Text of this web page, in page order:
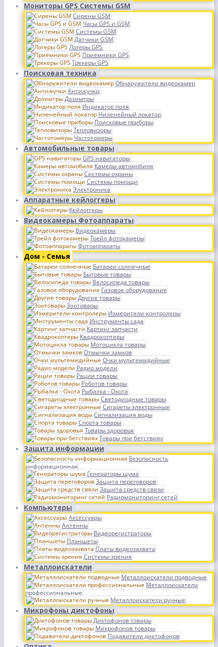
Мониторы GPS Системы GSM
Сирены GSM
Часы GPS и GSM
Системы GSM
Датчики GSM
Логеры GPS
Приёмники GPS
Трекеры GPS
Поисковая техника
Обнаружители видеокамер
Антижучки
Дозимтры
Индикатор поля
Ниленейный локатор
Поисковые приборы
Тепловизоры
Частотомеры
Автомобильные товары
GPS навигаторы
Камеры автомобиля
Системы охраны
Системы помощи
Электроника
Аппаратные кейлоггеры
Кейлоггеры
Видеокамеры Фотоаппараты
Видеокамеры
Трейл фотокамеры
Фотоаппараты
Дом - Семья
Батареи солнечные
Бытовые товары
Велосипеда товары
Газовое оборудование
Другие товары
Зоотовары
Измерители-контролеры
Инструменты сада
Картинг запчасти
Квадрокоптеры
Мотоцикла товары
Отмычки замков
Очки мультемидийные
Радио модели
Рации товары
Роботов товары
Рыбалка - Охота
Светодиодные товары
Сигареты электронные
Сигнализация воды
Спорта товары
Товары здоровья
Товары при бетствиях
Защита информации
Безопасность
информационная
Генераторы шума
Защита переговоров
Защита средств связи
Радиомониторинг сетей
Компьютеры
Аксессуары
Антенны
Видеорегистраторы
Планшеты
Платы видеозахвата
Системы зрения
Металлоискатели
Металлоискатели подводные
Металлоискатели
профессиональные
Металлоискатели ручные
Микрофоны диктофоны
Диктофонов товары
Микрофонов товары
Подавители диктофонов